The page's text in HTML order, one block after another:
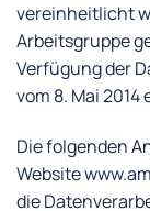
vereinheitlicht
Arbeitsgruppe
Verfügung der
vom 8. Mai 2014
Die folgenden
Website
die